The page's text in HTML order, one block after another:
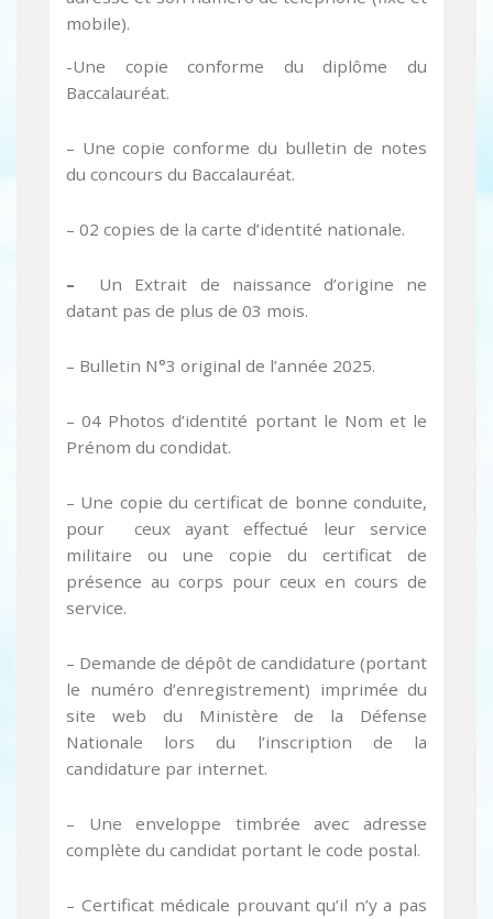
mobile).
-Une copie conforme du diplôme du
Baccalauréat.
– Une copie conforme du bulletin de notes
du concours du Baccalauréat.
– 02 copies de la carte d’identité nationale.
– Un Extrait de naissance d’origine ne
datant pas de plus de 03 mois.
– Bulletin N°3 original de l’année 2025.
– 04 Photos d’identité portant le Nom et le
Prénom du condidat.
– Une copie du certificat de bonne conduite,
pour ceux ayant effectué leur service
militaire ou une copie du certificat de
présence au corps pour ceux en cours de
service.
– Demande de dépôt de candidature (portant
le numéro d’enregistrement) imprimée du
site web du Ministère de la Défense
Nationale lors du l’inscription de la
candidature par internet.
– Une enveloppe timbrée avec adresse
complète du candidat portant le code postal.
– Certificat médicale prouvant qu’il n’y a pas